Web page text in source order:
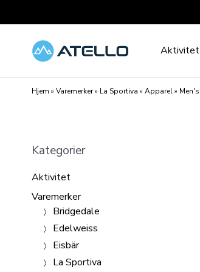
rett
innholdet
Aktivitet
Hjem » Varemerker» La Sportiva » Apparel» Men's
Kategorier
Aktivitet
Varemerker
Bridgedale
Edelweiss
Eisbär
La Sportiva